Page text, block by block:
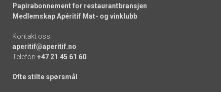
Papirabonnement for restaurantbransjen
Medlemskap Apéritif Mat- og vinklubb
Kontakt oss:
aperitif@aperitif.no
Telefon +47 21 45 61 60
Ofte stilte spørsmål